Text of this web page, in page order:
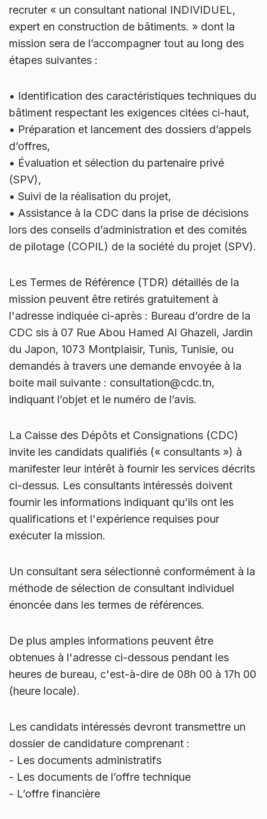
recruter « un consultant national INDIVIDUEL,
expert en construction de bâtiments. » dont la
mission sera de l’accompagner tout au long des
étapes suivantes :
• Identification des caractéristiques techniques du
bâtiment respectant les exigences citées ci-haut,
• Préparation et lancement des dossiers d’appels
d’offres,
• Évaluation et sélection du partenaire privé
(SPV),
• Suivi de la réalisation du projet,
• Assistance à la CDC dans la prise de décisions
lors des conseils d’administration et des comités
de pilotage (COPIL) de la société du projet (SPV).
Les Termes de Référence (TDR) détaillés de la
mission peuvent être retirés gratuitement à
l'adresse indiquée ci-après : Bureau d’ordre de la
CDC sis à 07 Rue Abou Hamed Al Ghazeli, Jardin
du Japon, 1073 Montplaisir, Tunis, Tunisie, ou
demandés à travers une demande envoyée à la
boite mail suivante : consultation@cdc.tn,
indiquant l’objet et le numéro de l’avis.
La Caisse des Dépôts et Consignations (CDC)
invite les candidats qualifiés (« consultants ») à
manifester leur intérêt à fournir les services décrits
ci-dessus. Les consultants intéressés doivent
fournir les informations indiquant qu’ils ont les
qualifications et l'expérience requises pour
exécuter la mission.
Un consultant sera sélectionné conformément à la
méthode de sélection de consultant individuel
énoncée dans les termes de références.
De plus amples informations peuvent être
obtenues à l'adresse ci-dessous pendant les
heures de bureau, c'est-à-dire de 08h 00 à 17h 00
(heure locale).
Les candidats intéressés devront transmettre un
dossier de candidature comprenant :
- Les documents administratifs
- Les documents de l’offre technique
- L’offre financière